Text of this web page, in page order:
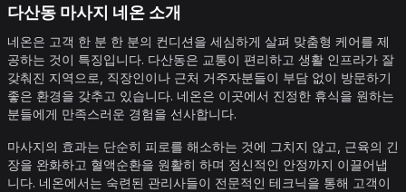
다산동 마사지 네온 소개
네온은 고객 한 분 한 분의 컨디션을 세심하게 살펴 맞춤형 케어를 제
공하는 것이 특징입니다. 다산동은 교통이 편리하고 생활 인프라가 잘
갖춰진 지역으로, 직장인이나 근처 거주자분들이 부담 없이 방문하기
좋은 환경을 갖추고 있습니다. 네온은 이곳에서 진정한 휴식을 원하는
분들에게 만족스러운 경험을 선사합니다.
마사지의 효과는 단순히 피로를 해소하는 것에 그치지 않고, 근육의 긴
장을 완화하고 혈액순환을 원활히 하며 정신적인 안정까지 이끌어냅
니다. 네온에서는 숙련된 관리사들이 전문적인 테크닉을 통해 고객이